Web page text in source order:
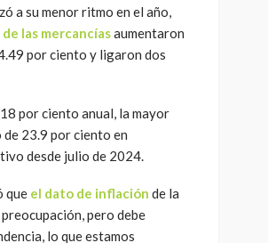
a su menor ritmo en el año,
las mercancíasaumentaron
por ciento y ligaron dos
por ciento anual, la mayor
de 23.9 por ciento en
desde julio de 2024.
que el dato de inflación de la
pero debe
lo que estamos